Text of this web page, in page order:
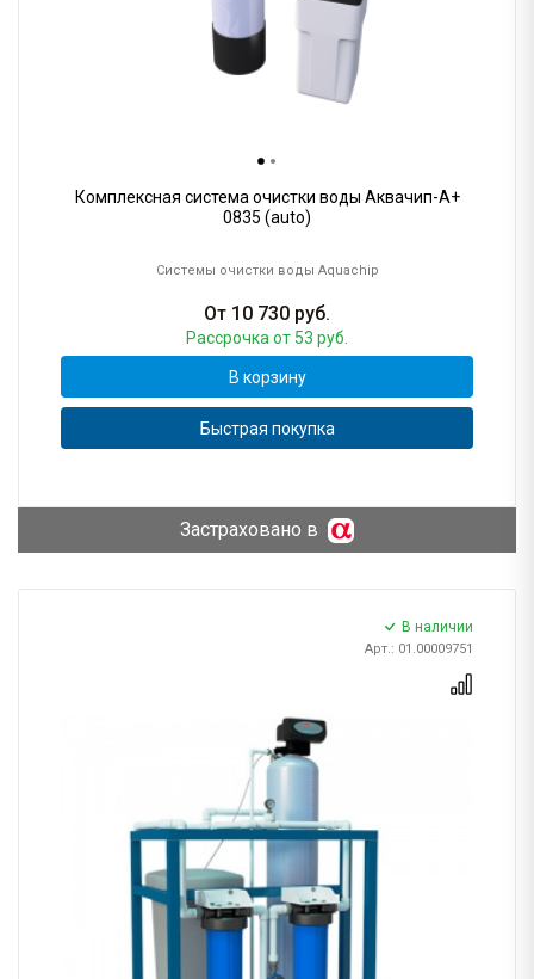
Комплексная система очистки воды Аквачип-A+
0835 (auto)
Системы очистки воды Aquachip
От 10 730 руб.
Рассрочка от 53 руб.
В корзину
Быстрая покупка
Застраховано в
В наличии
Арт.: 01.00009751